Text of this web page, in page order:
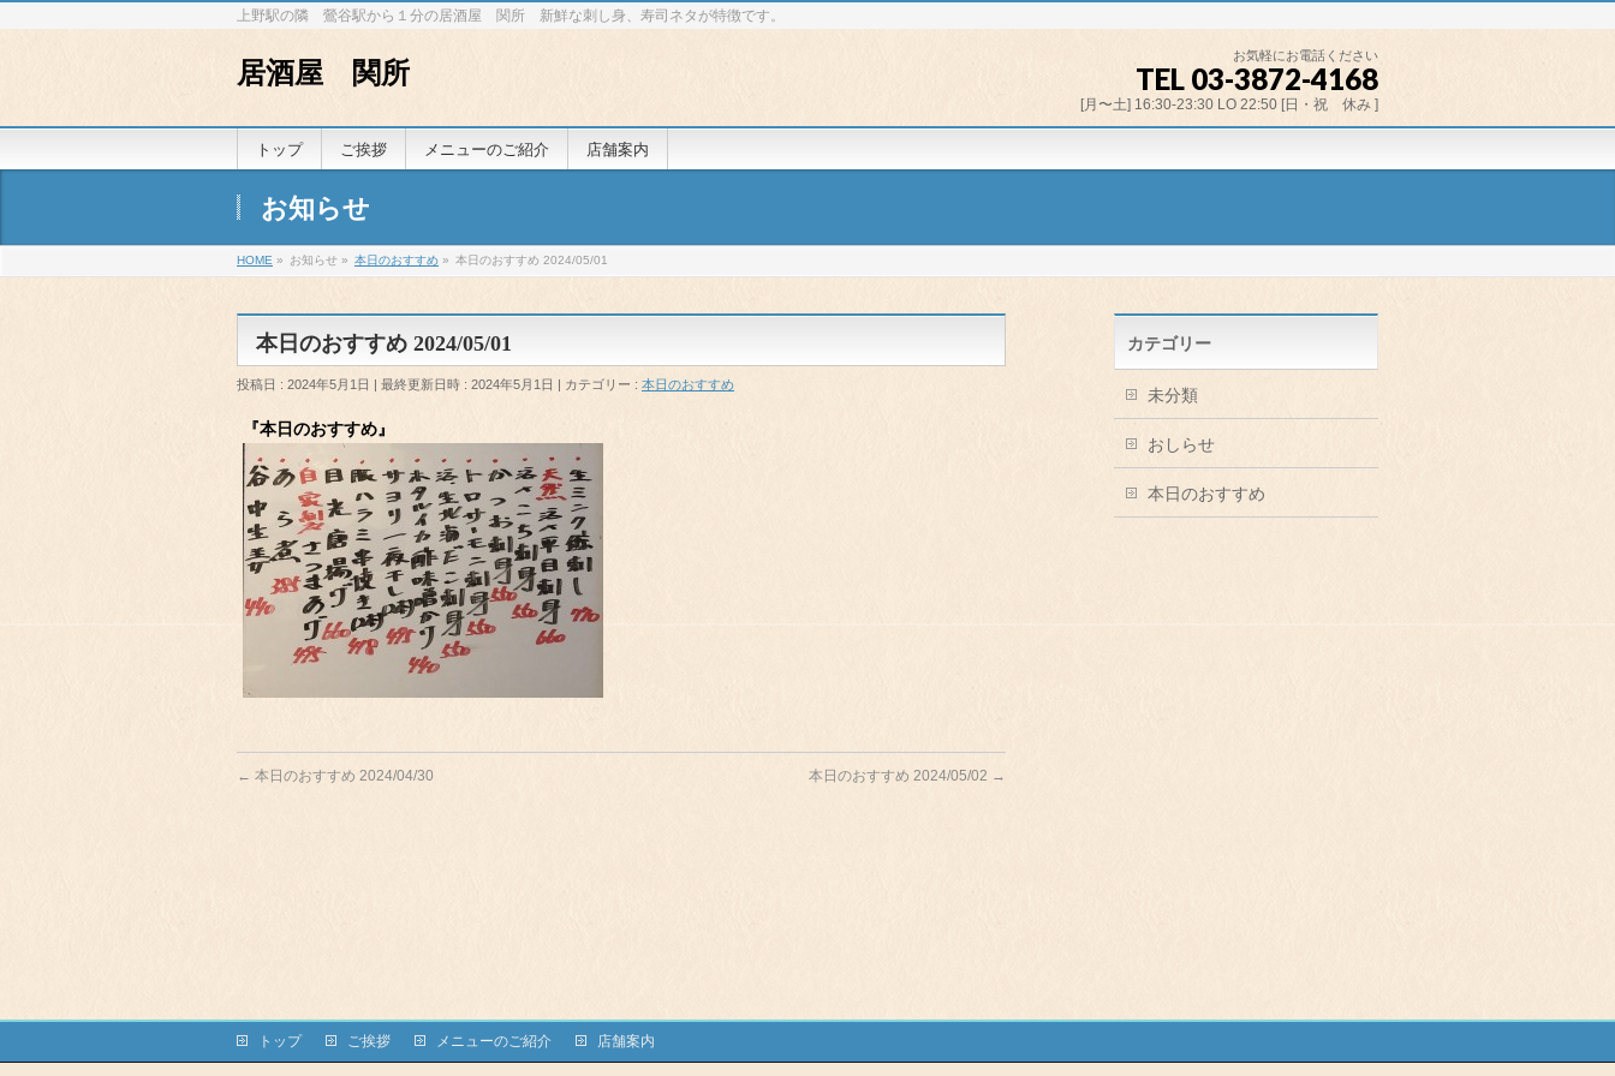
上野駅の隣 鶯谷駅から１分の居酒屋 関所 新鮮な刺し身、寿司ネタが特徴です。
居酒屋 関所
お気軽にお電話ください
TEL 03-3872-4168
[月〜土] 16:30-23:30 LO 22:50 [日・祝 休み ]
トップ ご挨拶 メニューのご紹介 店舗案内
お知らせ
HOME » お知らせ » 本日のおすすめ » 本日のおすすめ 2024/05/01
本日のおすすめ 2024/05/01
投稿日 : 2024年5月1日 最終更新日時 : 2024年5月1日 カテゴリー : 本日のおすすめ
『本日のおすすめ』
← 本日のおすすめ 2024/04/30 本日のおすすめ 2024/05/02 →
カテゴリー
未分類
おしらせ
本日のおすすめ
トップ ご挨拶 メニューのご紹介 店舗案内